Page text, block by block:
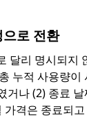
로 전환
달리 명시되지
누적 사용량이
거나 (2) 종료
가격은 종료되